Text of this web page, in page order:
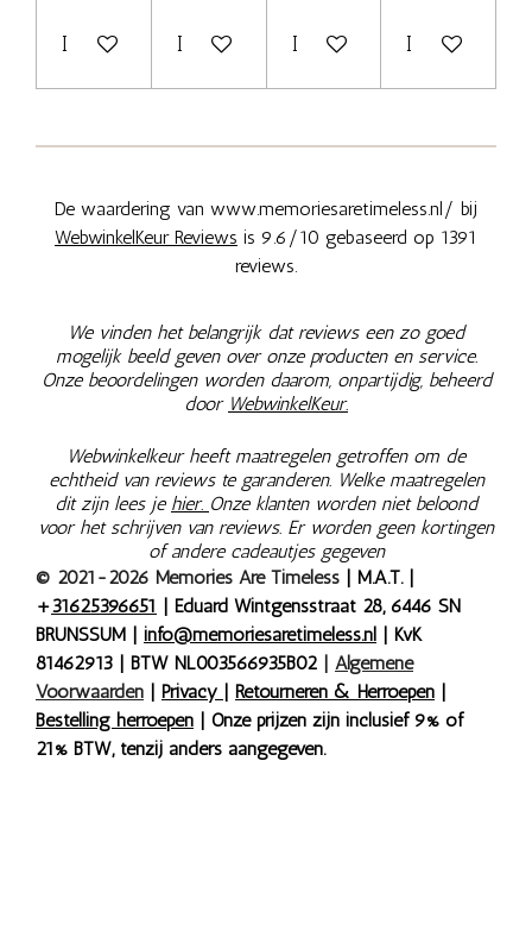
In winkelwagenIn winkelwagenIn winkelwagenIn
De waardering van www.memoriesaretimeless.nl/ bij
WebwinkelKeur Reviews is 9.6/10 gebaseerd op 1391
reviews.
We vinden het belangrijk dat reviews een zo goed
mogelijk beeld geven over onze producten en service.
Onze beoordelingen worden daarom, onpartijdig, beheerd
door WebwinkelKeur.
Webwinkelkeur heeft maatregelen getroffen om de
echtheid van reviews te garanderen. Welke maatregelen
dit zijn lees je hier. Onze klanten worden niet beloond
voor het schrijven van reviews. Er worden geen kortingen
of andere cadeautjes gegeven
© 2021-2026 Memories Are Timeless | M.A.T. |
+31625396651 | Eduard Wintgensstraat 28, 6446 SN
BRUNSSUM | info@memoriesaretimeless.nl | KvK
81462913 | BTW NL003566935B02 | Algemene
Voorwaarden | Privacy | Retourneren & Herroepen |
Bestelling herroepen | Onze prijzen zijn inclusief 9% of
21% BTW, tenzij anders aangegeven.